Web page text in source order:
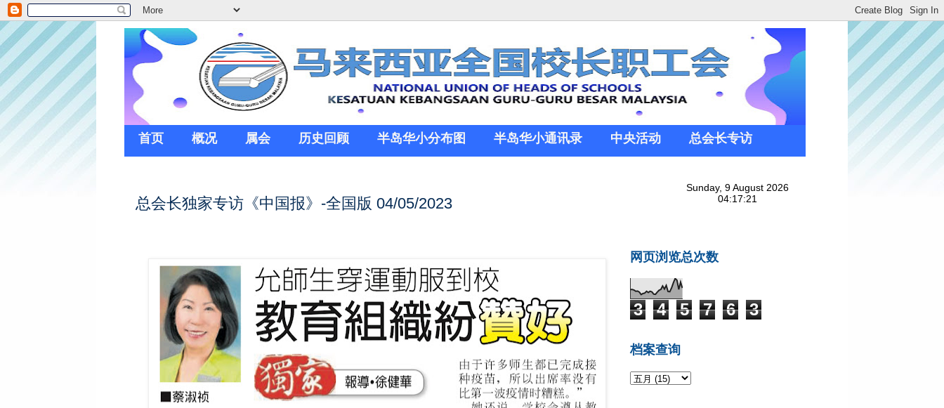
首页 概况 属会 历史回顾 半岛华小分布图 半岛华小通讯录 中央活动 总会长专访
总会长独家专访《中国报》-全国版 04/05/2023
网页浏览总次数
3 4 5 7 6 3
档案查询